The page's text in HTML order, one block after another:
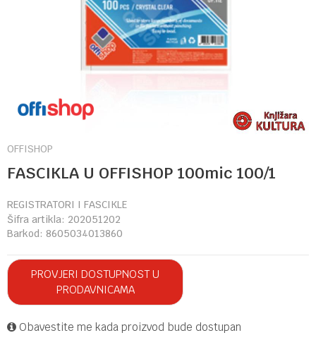
OFFISHOP
FASCIKLA U OFFISHOP 100mic 100/1
REGISTRATORI I FASCIKLE
Šifra artikla: 202051202
Barkod: 8605034013860
PROVJERI DOSTUPNOST U
PRODAVNICAMA
Obavestite me kada proizvod bude dostupan